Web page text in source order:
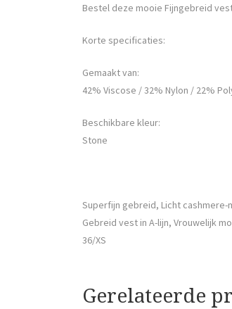
Bestel deze mooie Fijngebreid
Korte specificaties:
Gemaakt van:
42% Viscose / 32% Nylon / 22%
Beschikbare kleur:
Stone
Superfijn gebreid, Licht
Gebreid vest in A-lijn, Vrouwelijk
36/XS
Gerelateerde